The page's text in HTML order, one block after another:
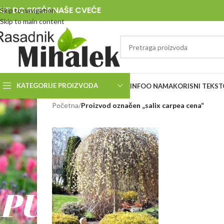
Skip to navigation
Skip to main content
DO SREĆE NAŠE CVEĆE
KATEGORIJE PROIZVODA INFOO NAMAKORISNI
RASADNIK
MIHALEK
PUT
Početna/Proizvod označen „salix carpea cena“